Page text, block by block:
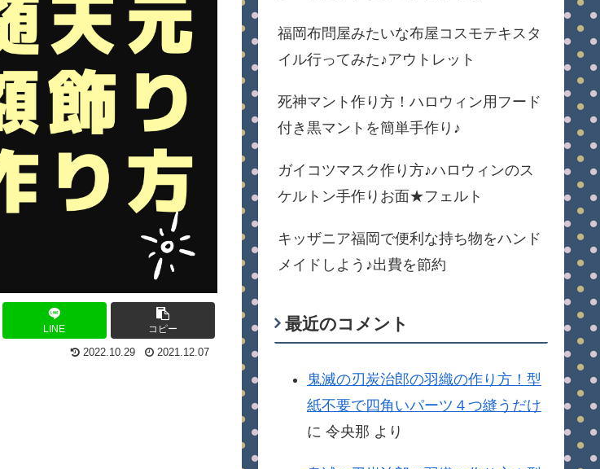
LINE コピー
2022.10.29 2021.12.07
福岡布問屋みたいな布屋コスモテキスタ
イル行ってみた♪アウトレット
死神マント作り方！ハロウィン用フード
付き黒マントを簡単手作り♪
ガイコツマスク作り方♪ハロウィンのス
ケルトン手作りお面★フェルト
キッザニア福岡で便利な持ち物をハンド
メイドしよう♪出費を節約
最近のコメント
鬼滅の刃炭治郎の羽織の作り方！型
紙不要で四角いパーツ４つ縫うだけ
に 令央那 より